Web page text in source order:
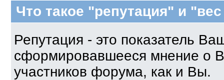
Что такое "репутация" и
Репутация - это показатель
сформировавшееся мнение о
участников форума, как и Вы.